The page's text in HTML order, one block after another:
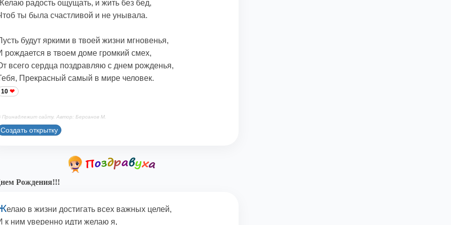
радость ощущать, и жить без бед,
ты была счастливой и не унывала.
будут яркими в твоей жизни мгновенья,
рождается в твоем доме громкий смех,
всего сердца поздравляю с днем рожденья,
Прекрасный самый в мире человек.
10
Принадлежит сайту. Автор: Берсанов М.
Создать открытку
Рождения!!!
елаю в жизни достигать всех важных целей,
к ним уверенно идти желаю я,